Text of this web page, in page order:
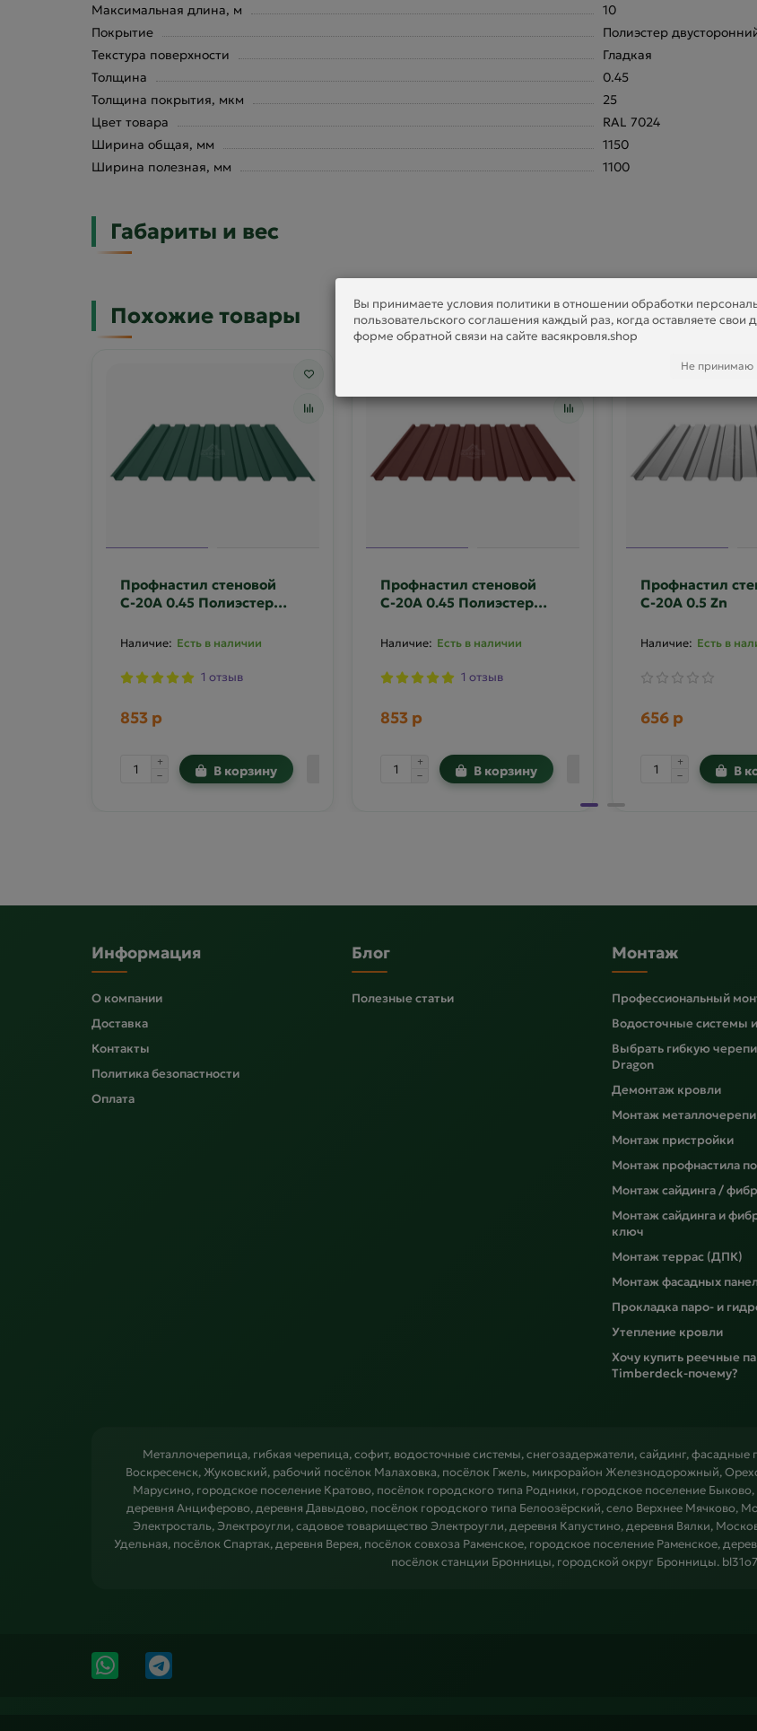
Максимальная длина, м
10
Покрытие
Полиэстер
Текстура поверхности
Гладкая
Толщина
0.45
Толщина покрытия, мкм
25
Цвет товара
RAL 7024
Ширина общая, мм
1150
Ширина полезная, мм
1100
Габариты и вес
Похожие товары
Профнастил стеновой
С-20А 0.45 Полиэстер
Есть в наличии
1 отзыв
853 р
В корзину
Профнастил стеновой
С-20А 0.45 Полиэстер
Есть в наличии
1 отзыв
853 р
В корзину
Профнастил
С-20А 0.5 Zn
Есть в
656 р
В
Вы принимаете условия политики в отношении обработки
пользовательского соглашения каждый раз, когда оставляете свои
форме обратной связи на сайте васякровля.shop
Не принимаю
Информация
О компании
Доставка
Контакты
Политика безопастности
Оплата
Блог
Полезные статьи
Монтаж
Профессиональный
Водосточные системы
Выбрать гибкую
Dragon
Демонтаж кровли
Монтаж
Монтаж пристройки
Монтаж профнастила
Монтаж сайдинга /
Монтаж сайдинга и
ключ
Монтаж террас (ДПК)
Монтаж фасадных
Прокладка паро- и
Утепление кровли
Хочу купить реечные
Timberdeck-почему?
Металлочерепица, гибкая черепица, софит, водосточные системы, снегозадержатели, сайдинг,
Воскресенск, Жуковский, рабочий посёлок Малаховка, посёлок Гжель, микрорайон Железнодорожный,
Марусино, городское поселение Кратово, посёлок городского типа Родники, городское поселение
деревня Анциферово, деревня Давыдово, посёлок городского типа Белоозёрский, село Верхнее Мячково,
Электросталь, Электроугли, садовое товарищество Электроугли, деревня Капустино, деревня Вялки,
Удельная, посёлок Спартак, деревня Верея, посёлок совхоза Раменское, городское поселение Раменское,
посёлок станции Бронницы, городской округ Бронницы.